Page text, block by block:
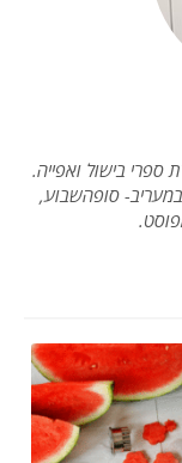
בישול ואפייה.
סופהשבוע,